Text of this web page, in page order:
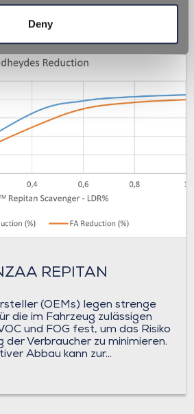
Deny
REPITAN
(OEMs) legen strenge
die im Fahrzeug zulässigen
und FOG fest, um das Risiko
der Verbraucher zu minimieren.
Abbau kann zur...